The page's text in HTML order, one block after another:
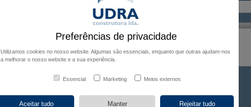
Preferências de privacidade
Utilizamos cookies no nosso website. Algumas são essenciais, enquanto que outras ajudam-nos
a melhorar o nosso website e a sua experiência.
Essencial Marketing Meios externos